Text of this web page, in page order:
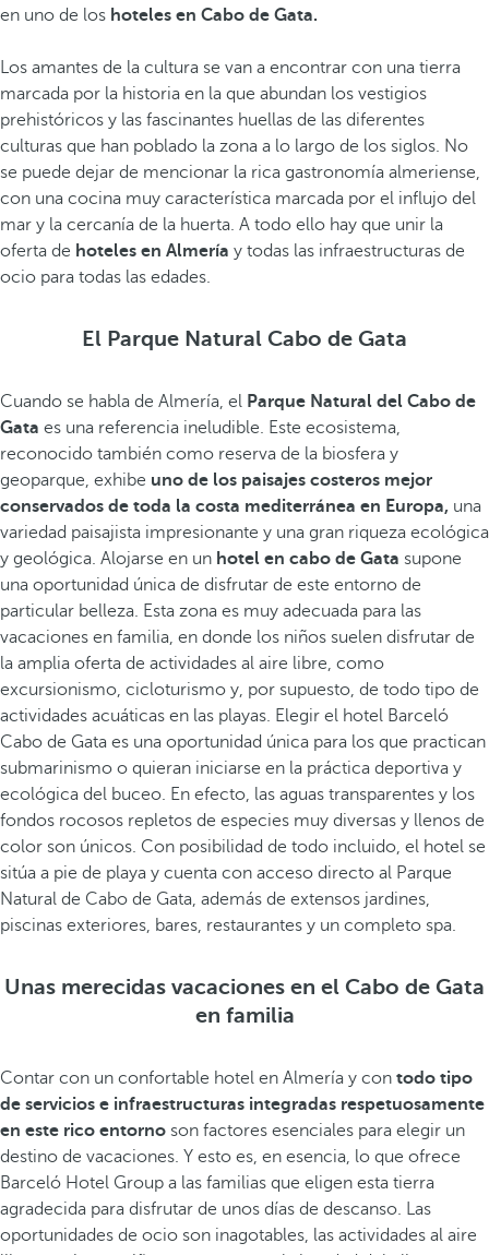
en uno de los hoteles en Cabo de Gata.
Los amantes de la cultura se van a encontrar con una tierra
marcada por la historia en la que abundan los vestigios
prehistóricos y las fascinantes huellas de las diferentes
culturas que han poblado la zona a lo largo de los siglos. No
se puede dejar de mencionar la rica gastronomía almeriense,
con una cocina muy característica marcada por el influjo del
mar y la cercanía de la huerta. A todo ello hay que unir la
oferta de hoteles en Almería y todas las infraestructuras de
ocio para todas las edades.
El Parque Natural Cabo de Gata
Cuando se habla de Almería, el Parque Natural del Cabo de
Gata es una referencia ineludible. Este ecosistema,
reconocido también como reserva de la biosfera y
geoparque, exhibe uno de los paisajes costeros mejor
conservados de toda la costa mediterránea en Europa, una
variedad paisajista impresionante y una gran riqueza ecológica
y geológica. Alojarse en un hotel en cabo de Gata supone
una oportunidad única de disfrutar de este entorno de
particular belleza. Esta zona es muy adecuada para las
vacaciones en familia, en donde los niños suelen disfrutar de
la amplia oferta de actividades al aire libre, como
excursionismo, cicloturismo y, por supuesto, de todo tipo de
actividades acuáticas en las playas. Elegir el hotel Barceló
Cabo de Gata es una oportunidad única para los que practican
submarinismo o quieran iniciarse en la práctica deportiva y
ecológica del buceo. En efecto, las aguas transparentes y los
fondos rocosos repletos de especies muy diversas y llenos de
color son únicos. Con posibilidad de todo incluido, el hotel se
sitúa a pie de playa y cuenta con acceso directo al Parque
Natural de Cabo de Gata, además de extensos jardines,
piscinas exteriores, bares, restaurantes y un completo spa.
Unas merecidas vacaciones en el Cabo de Gata
en familia
Contar con un confortable hotel en Almería y con todo tipo
de servicios e infraestructuras integradas respetuosamente
en este rico entorno son factores esenciales para elegir un
destino de vacaciones. Y esto es, en esencia, lo que ofrece
Barceló Hotel Group a las familias que eligen esta tierra
agradecida para disfrutar de unos días de descanso. Las
oportunidades de ocio son inagotables, las actividades al aire